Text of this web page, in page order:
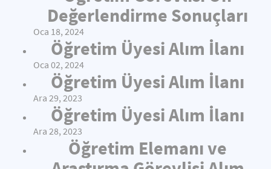
Değerlendirme Sonuçları
Oca 18, 2024
Öğretim Üyesi Alım İlanı
Oca 02, 2024
Öğretim Üyesi Alım İlanı
Ara 29, 2023
Öğretim Üyesi Alım İlanı
Ara 28, 2023
Öğretim Elemanı ve